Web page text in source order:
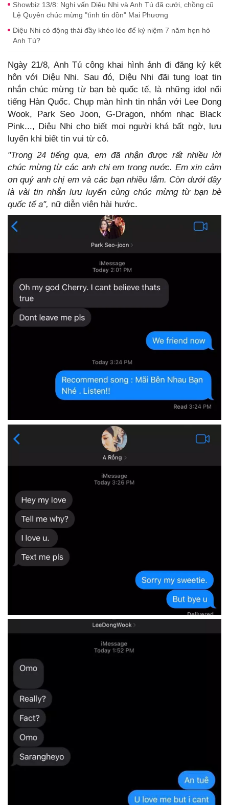
Showbiz 13/8: Nghi vấn Diệu Nhi và Anh Tú đã cưới, chồng cũ
Lệ Quyên chúc mừng "tình tin đồn" Mai Phương
Diệu Nhi có động thái đầy khéo léo để kỷ niệm 7 năm hẹn hò
Anh Tú?
Ngày 21/8, Anh Tú công khai hình ảnh đi đăng ký kết
hôn với Diệu Nhi. Sau đó, Diệu Nhi đãi tung loạt tin
nhắn chúc mừng từ bạn bè quốc tế, là những idol nổi
tiếng Hàn Quốc. Chụp màn hình tin nhắn với Lee Dong
Wook, Park Seo Joon, G-Dragon, nhóm nhạc Black
Pink..., Diệu Nhi cho biết mọi người khá bất ngờ, lưu
luyến khi biết tin vui từ cô.
"Trong 24 tiếng qua, em đã nhận được rất nhiều lời
chúc mừng từ các anh chị em trong nước. Em xin cảm
ơn quý anh chị em và các bạn nhiều lắm. Còn dưới đây
là vài tin nhắn lưu luyến cùng chúc mừng từ bạn bè
quốc tế ạ", nữ diễn viên hài hước.